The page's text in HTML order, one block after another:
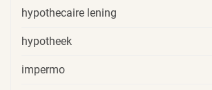
hypothecaire lening
hypotheek
impermo